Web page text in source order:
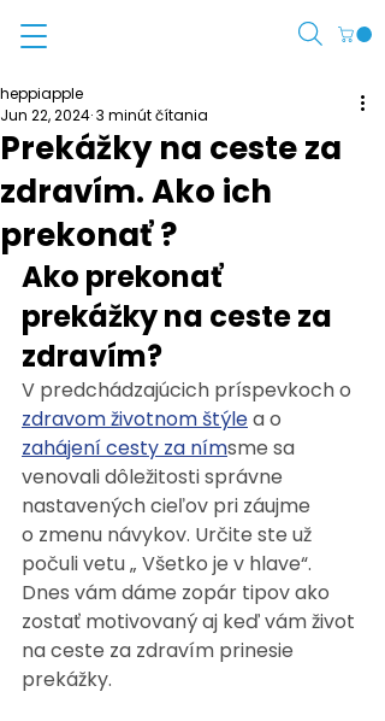
Prekážky na ceste za
zdravím. Ako ich
prekonať ?
heppiapple
Jun 22, 2024 3 minút čítania
Ako prekonať
prekážky na ceste za
zdravím?
V predchádzajúcich príspevkoch o
zdravom životnom štýle a o
zahájení cesty za nímsme sa
venovali dôležitosti správne
nastavených cieľov pri záujme
o zmenu návykov. Určite ste už
počuli vetu „ Všetko je v hlave“.
Dnes vám dáme zopár tipov ako
zostať motivovaný aj keď vám život
na ceste za zdravím prinesie
prekážky.